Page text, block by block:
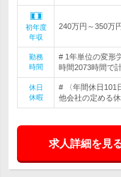
初年度
年収
240万円～350万
勤務
時間
# 1年単位の変形
時間2073時間で
休日
休暇
# 〈年間休日101
他会社の定める休
求人詳細を見